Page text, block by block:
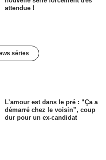
attendue !
séries
L’amour est dans le pré : “Ça a
démarré chez le voisin”, coup
dur pour un ex-candidat